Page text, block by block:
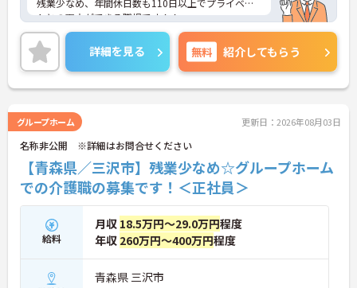
残業少なめ、年間休日数も110日以上でプライベー
トとの両立ができる職場です！！
面接のポイントなど、さらに詳細をお話致しますの
でお気軽にご相談ください。
詳細を見る 無料 紹介してもらう
グループホーム 更新日：2026年08月03日
名称非公開 ※詳細はお問合せください
【青森県／三沢市】残業少なめ☆グループホーム
での介護職の募集です！＜正社員＞
給料
月収 18.5万円～29.0万円程度
年収 260万円～400万円程度
青森県 三沢市